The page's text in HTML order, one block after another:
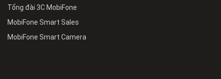
Tổng đài 3C MobiFone
MobiFone Smart Sales
MobiFone Smart Camera